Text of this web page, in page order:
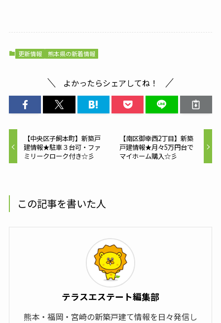
更新情報 熊本県の新着情報
よかったらシェアしてね！
【中央区子飼本町】新築戸
建情報★駐車３台可・ファ
ミリークローク付き☆彡
【南区御幸西2丁目】新築
戸建情報★月々5万円台で
マイホーム購入☆彡
この記事を書いた人
テラスエステート編集部
熊本・福岡・宮崎の新築戸建て情報を日々発信し